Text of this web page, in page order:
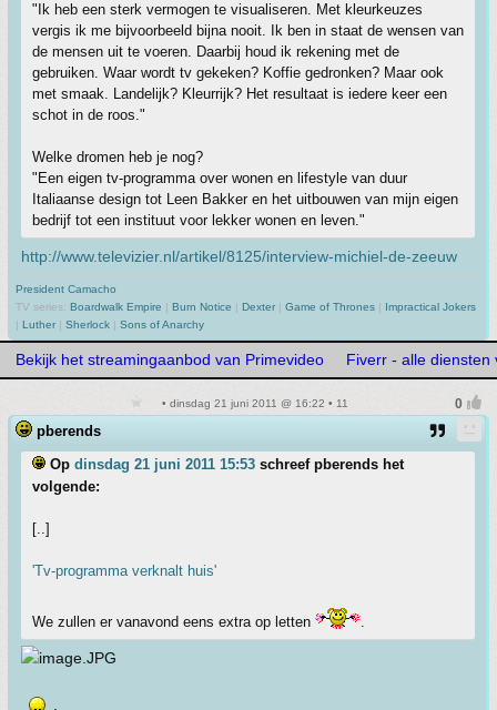
"Ik heb een sterk vermogen te visualiseren. Met kleurkeuzes
vergis ik me bijvoorbeeld bijna nooit. Ik ben in staat de wensen van
de mensen uit te voeren. Daarbij houd ik rekening met de
gebruiken. Waar wordt tv gekeken? Koffie gedronken? Maar ook
met smaak. Landelijk? Kleurrijk? Het resultaat is iedere keer een
schot in de roos."
Welke dromen heb je nog?
"Een eigen tv-programma over wonen en lifestyle van duur
Italiaanse design tot Leen Bakker en het uitbouwen van mijn eigen
bedrijf tot een instituut voor lekker wonen en leven."
http://www.televizier.nl/artikel/8125/interview-michiel-de-zeeuw
President Camacho
TV series: Boardwalk Empire | Burn Notice | Dexter | Game of Thrones | Impractical Jokers
| Luther | Sherlock | Sons of Anarchy
Bekijk het streamingaanbod van Primevideo Fiverr - alle diensten
• dinsdag 21 juni 2011 @ 16:22 • 11
pberends
Op dinsdag 21 juni 2011 15:53 schreef pberends het
volgende:
[..]
'Tv-programma verknalt huis'
We zullen er vanavond eens extra op letten .